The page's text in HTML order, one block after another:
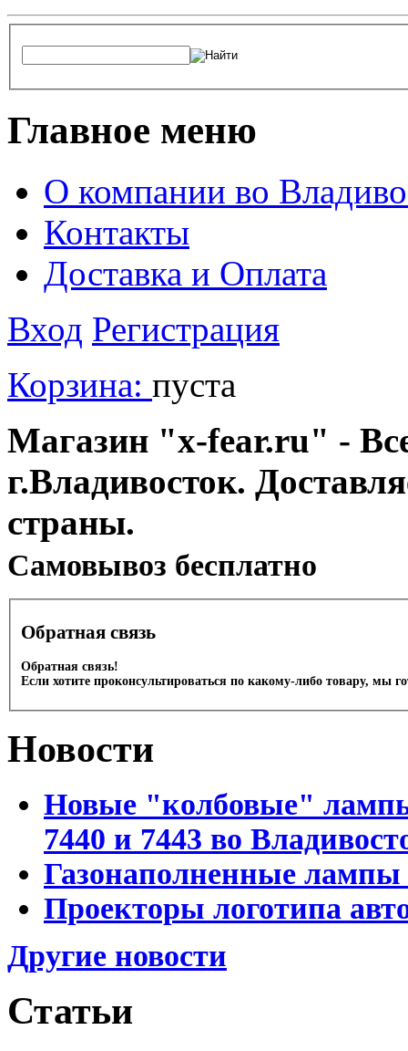
Главное меню
О компании во
Контакты
Доставка и Оплата
Вход Регистрация
Корзина: пуста
Магазин "x-fear.ru" -
г.Владивосток.
страны.
Cамовывоз бесплатно
Обратная связь
Обратная связь!
Если хотите проконсультироваться по какому-либо товару, мы
Новости
Новые "колбовые"
7440 и 7443 во
Газонаполненные лампы
Проекторы логотипа
Другие новости
Статьи